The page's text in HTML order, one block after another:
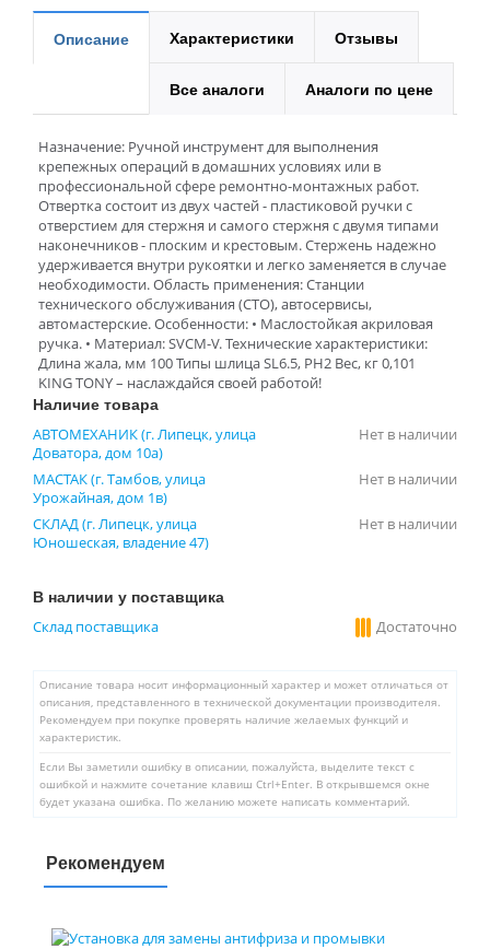
Описание Характеристики Отзывы
Все аналоги Аналоги по цене
Назначение: Ручной инструмент для выполнения
крепежных операций в домашних условиях или в
профессиональной сфере ремонтно-монтажных работ.
Отвертка состоит из двух частей - пластиковой ручки с
отверстием для стержня и самого стержня с двумя типами
наконечников - плоским и крестовым. Стержень надежно
удерживается внутри рукоятки и легко заменяется в случае
необходимости. Область применения: Станции
технического обслуживания (СТО), автосервисы,
автомастерские. Особенности: • Маслостойкая акриловая
ручка. • Материал: SVCM-V. Технические характеристики:
Длина жала, мм 100 Типы шлица SL6.5, PH2 Вес, кг 0,101
KING TONY – наслаждайся своей работой!
Наличие товара
АВТОМЕХАНИК (г. Липецк, улица
Доватора, дом 10а)
Нет в наличии
МАСТАК (г. Тамбов, улица
Урожайная, дом 1в)
Нет в наличии
СКЛАД (г. Липецк, улица
Юношеская, владение 47)
Нет в наличии
В наличии у поставщика
Склад поставщика Достаточно
Описание товара носит информационный характер и может отличаться от
описания, представленного в технической документации производителя.
Рекомендуем при покупке проверять наличие желаемых функций и
характеристик.
Если Вы заметили ошибку в описании, пожалуйста, выделите текст с
ошибкой и нажмите сочетание клавиш Ctrl+Enter. В открывшемся окне
будет указана ошибка. По желанию можете написать комментарий.
Рекомендуем